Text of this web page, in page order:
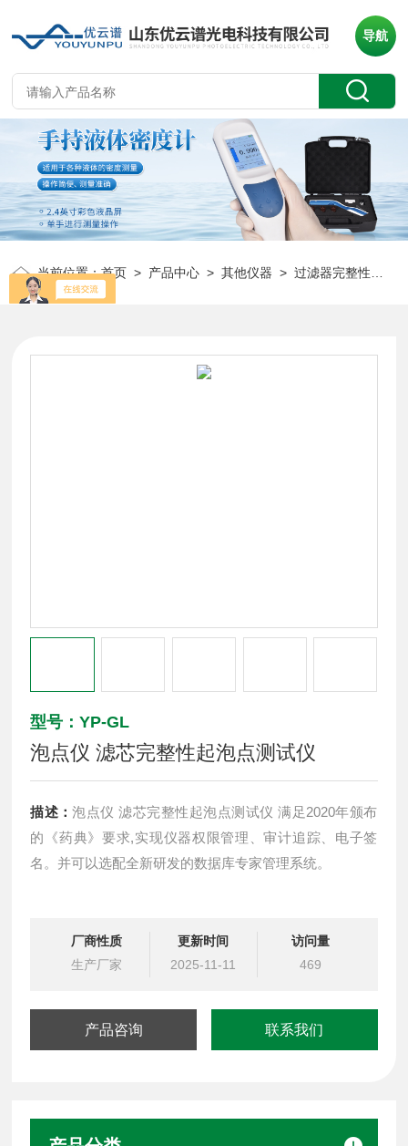
导航
当前位置：首页 > 产品中心 >其他仪器 >过滤器完整性测试仪
型号：YP-GL
泡点仪 滤芯完整性起泡点测试仪
描述：泡点仪 滤芯完整性起泡点测试仪 满足2020年颁布
的《药典》要求,实现仪器权限管理、审计追踪、电子签
名。并可以选配全新研发的数据库专家管理系统。
厂商性质
生产厂家
更新时间
2025-11-11
访问量
469
产品咨询 联系我们